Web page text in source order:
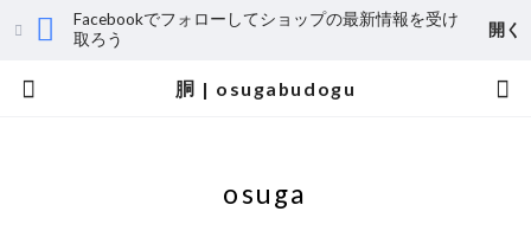
Facebookでフォローしてショップの最新情報を受け
取ろう
開く
胴 | osugabudogu
osuga